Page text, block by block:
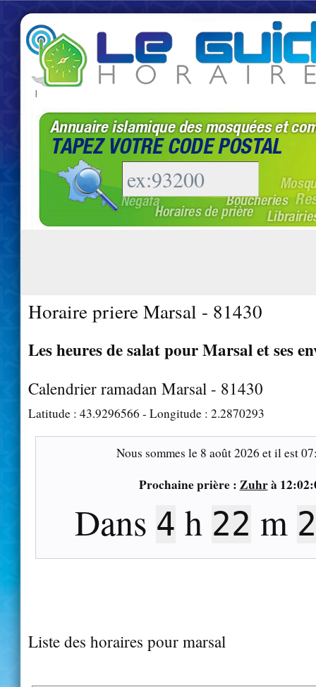
|
Horaire priere Marsal - 81430
Les heures de salat pour Marsal et ses
Calendrier ramadan Marsal - 81430
Latitude : 43.9296566 - Longitude : 2.2870293
Nous sommes le 8 août 2026 et il est
Prochaine prière : Zuhrà
Dans 4 h 22 m
Liste des horaires pour marsal